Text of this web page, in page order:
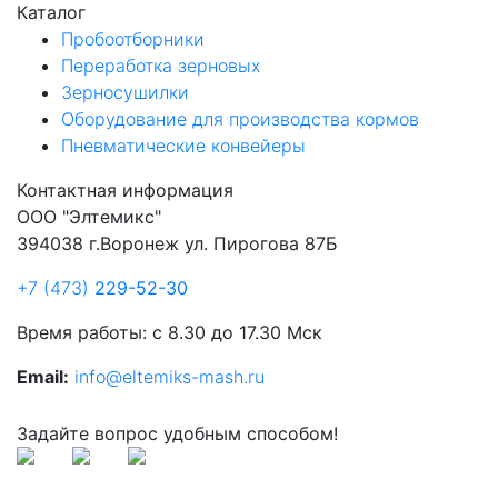
Каталог
Пробоотборники
Переработка зерновых
Зерносушилки
Оборудование для производства кормов
Пневматические конвейеры
Контактная информация
ООО "Элтемикс"
394038 г.Воронеж ул. Пирогова 87Б
+7 (473) 229-52-30
Время работы: с 8.30 до 17.30 Мск
Email: info@eltemiks-mash.ru
Задайте вопрос удобным способом!